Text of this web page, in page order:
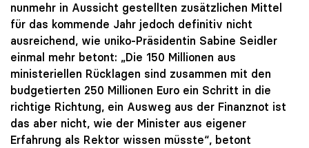
nunmehr in Aussicht gestellten zusätzlichen Mittel
für das kommende Jahr jedoch definitiv nicht
ausreichend, wie uniko-Präsidentin Sabine Seidler
einmal mehr betont: „Die 150 Millionen aus
ministeriellen Rücklagen sind zusammen mit den
budgetierten 250 Millionen Euro ein Schritt in die
richtige Richtung, ein Ausweg aus der Finanznot ist
das aber nicht, wie der Minister aus eigener
Erfahrung als Rektor wissen müsste“, betont